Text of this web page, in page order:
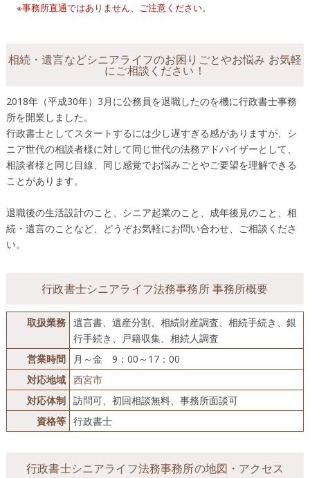
※事務所直通ではありません、ご注意ください。
相続・遺言などシニアライフのお困りごとやお悩み お気軽
にご相談ください！
2018年（平成30年）3月に公務員を退職したのを機に行政書士事務
所を開業しました。
行政書士としてスタートするには少し遅すぎる感がありますが、シ
ニア世代の相談者様に対して同じ世代の法務アドバイザーとして、
相談者様と同じ目線、同じ感覚でお悩みごとやご要望を理解できる
ことがあります。
退職後の生活設計のこと、シニア起業のこと、成年後見のこと、相
続・遺言のことなど、どうぞお気軽にお問い合わせ、ご相談くださ
い。
行政書士シニアライフ法務事務所 事務所概要
取扱業務 遺言書、遺産分割、相続財産調査、相続手続き、銀
行手続き、戸籍収集、相続人調査
営業時間
月～金 9：00～17：00
対応地域 西宮市
対応体制 訪問可、初回相談無料、事務所面談可
資格等 行政書士
行政書士シニアライフ法務事務所の地図・アクセス